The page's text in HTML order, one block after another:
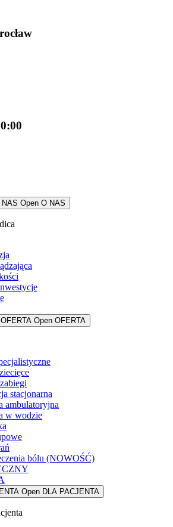
Open O NAS
Open OFERTA
stacjonarna
ambulatoryjna
w wodzie
bólu (NOWOŚĆ)
Open DLA PACJENTA